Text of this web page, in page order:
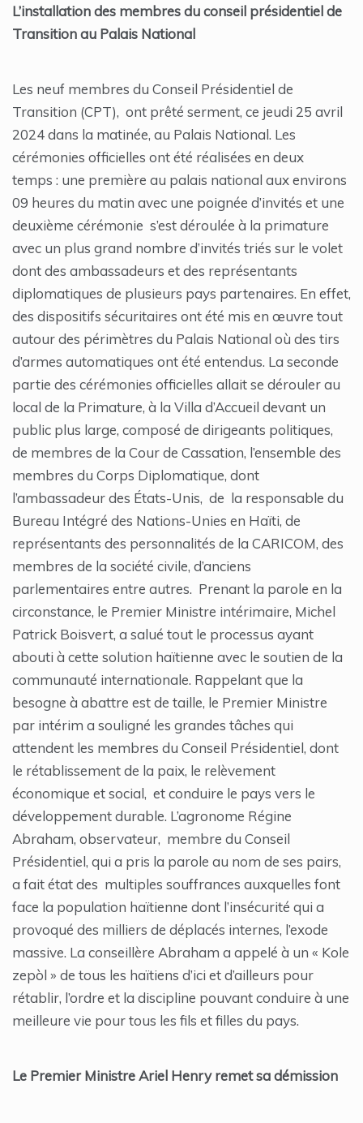
L’installation des membres du conseil présidentiel de
Transition au Palais National
Les neuf membres du Conseil Présidentiel de
Transition (CPT), ont prêté serment, ce jeudi 25 avril
2024 dans la matinée, au Palais National. Les
cérémonies officielles ont été réalisées en deux
temps : une première au palais national aux environs
09 heures du matin avec une poignée d’invités et une
deuxième cérémonie s’est déroulée à la primature
avec un plus grand nombre d’invités triés sur le volet
dont des ambassadeurs et des représentants
diplomatiques de plusieurs pays partenaires. En effet,
des dispositifs sécuritaires ont été mis en œuvre tout
autour des périmètres du Palais National où des tirs
d’armes automatiques ont été entendus. La seconde
partie des cérémonies officielles allait se dérouler au
local de la Primature, à la Villa d’Accueil devant un
public plus large, composé de dirigeants politiques,
de membres de la Cour de Cassation, l’ensemble des
membres du Corps Diplomatique, dont
l’ambassadeur des États-Unis, de la responsable du
Bureau Intégré des Nations-Unies en Haïti, de
représentants des personnalités de la CARICOM, des
membres de la société civile, d’anciens
parlementaires entre autres. Prenant la parole en la
circonstance, le Premier Ministre intérimaire, Michel
Patrick Boisvert, a salué tout le processus ayant
abouti à cette solution haïtienne avec le soutien de la
communauté internationale. Rappelant que la
besogne à abattre est de taille, le Premier Ministre
par intérim a souligné les grandes tâches qui
attendent les membres du Conseil Présidentiel, dont
le rétablissement de la paix, le relèvement
économique et social, et conduire le pays vers le
développement durable. L’agronome Régine
Abraham, observateur, membre du Conseil
Présidentiel, qui a pris la parole au nom de ses pairs,
a fait état des multiples souffrances auxquelles font
face la population haïtienne dont l’insécurité qui a
provoqué des milliers de déplacés internes, l’exode
massive. La conseillère Abraham a appelé à un « Kole
zepòl » de tous les haïtiens d’ici et d’ailleurs pour
rétablir, l’ordre et la discipline pouvant conduire à une
meilleure vie pour tous les fils et filles du pays.
Le Premier Ministre Ariel Henry remet sa démission